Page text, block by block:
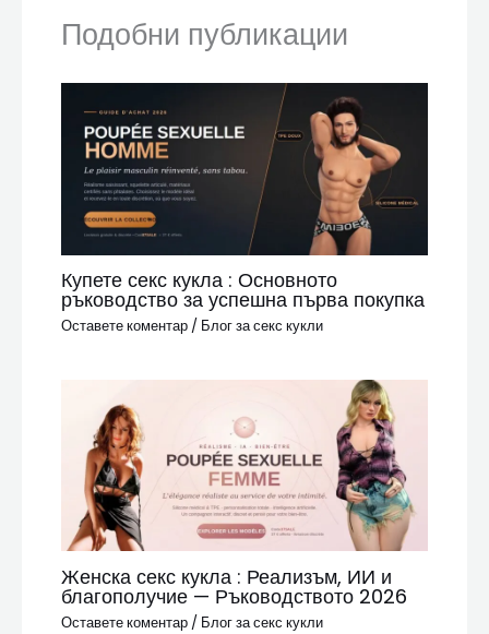
Подобни публикации
Купете секс кукла : Основното
ръководство за успешна първа покупка
Оставете коментар / Блог за секс кукли
Женска секс кукла : Реализъм, ИИ и
благополучие — Ръководството 2026
Оставете коментар / Блог за секс кукли